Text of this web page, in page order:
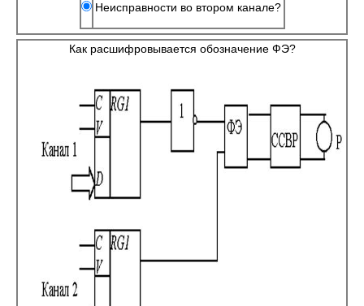
Неисправности во втором канале?
Как расшифровывается обозначение ФЭ?